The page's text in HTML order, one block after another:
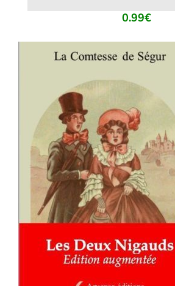
0.99€
AJOUTER AU PANIER / DÉTAILS